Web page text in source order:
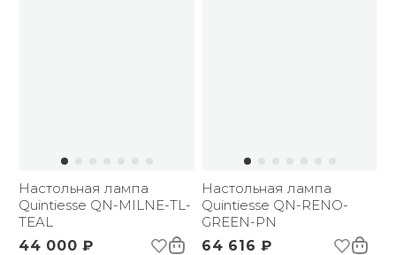
Настольная лампа
Quintiesse QN-MILNE-TL-
TEAL
44 000 ₽
Настольная лампа
Quintiesse QN-RENO-
GREEN-PN
64 616 ₽